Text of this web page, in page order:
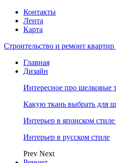
Контакты
Лента
Карта
Строительство и ремонт
Главная
Дизайн
Интересное про шелковые
Какую ткань выбрать для
Интерьер в японском
Интерьер в русском стиле
Prev Next